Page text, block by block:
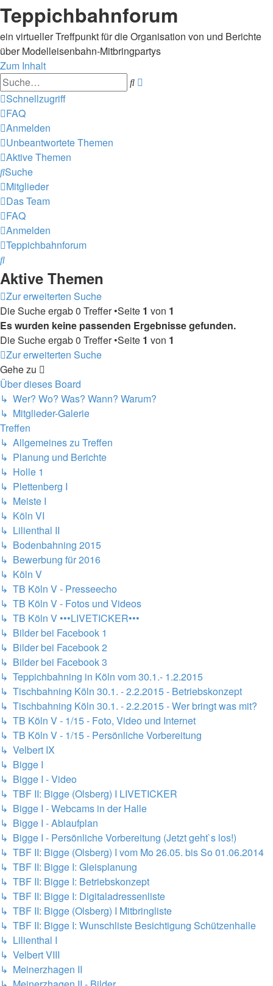
Teppichbahnforum
ein virtueller Treffpunkt für die Organisation von und Berichte
über Modelleisenbahn-Mitbringpartys
Zum Inhalt
Suche
Schnellzugriff
FAQ
Anmelden
Unbeantwortete Themen
Aktive Themen
Suche
Mitglieder
Das Team
FAQ
Anmelden
Teppichbahnforum
Suche
Aktive Themen
Zur erweiterten Suche
Die Suche ergab 0 Treffer •Seite 1 von 1
Es wurden keine passenden Ergebnisse gefunden.
Die Suche ergab 0 Treffer •Seite 1 von 1
Zur erweiterten Suche
Gehe zu
Über dieses Board
↳ Wer? Wo? Was? Wann? Warum?
↳ Mitglieder-Galerie
Treffen
↳ Allgemeines zu Treffen
↳ Planung und Berichte
↳ Holle 1
↳ Plettenberg I
↳ Meiste I
↳ Köln VI
↳ Lilienthal II
↳ Bodenbahning 2015
↳ Bewerbung für 2016
↳ Köln V
↳ TB Köln V - Presseecho
↳ TB Köln V - Fotos und Videos
↳ TB Köln V •••LIVETICKER•••
↳ Bilder bei Facebook 1
↳ Bilder bei Facebook 2
↳ Bilder bei Facebook 3
↳ Teppichbahning in Köln vom 30.1.- 1.2.2015
↳ Tischbahning Köln 30.1. - 2.2.2015 - Betriebskonzept
↳ Tischbahning Köln 30.1. - 2.2.2015 - Wer bringt was mit?
↳ TB Köln V - 1/15 - Foto, Video und Internet
↳ TB Köln V - 1/15 - Persönliche Vorbereitung
↳ Velbert IX
↳ Bigge I
↳ Bigge I - Video
↳ TBF II: Bigge (Olsberg) I LIVETICKER
↳ Bigge I - Webcams in der Halle
↳ Bigge I - Ablaufplan
↳ Bigge I - Persönliche Vorbereitung (Jetzt geht`s los!)
↳ TBF II: Bigge (Olsberg) I vom Mo 26.05. bis So 01.06.2014
↳ TBF II: Bigge I: Gleisplanung
↳ TBF II: Bigge I: Betriebskonzept
↳ TBF II: Bigge I: Digitaladressenliste
↳ TBF II: Bigge (Olsberg) I Mitbringliste
↳ TBF II: Bigge I: Wunschliste Besichtigung Schützenhalle
↳ Lilienthal I
↳ Velbert VIII
↳ Meinerzhagen II